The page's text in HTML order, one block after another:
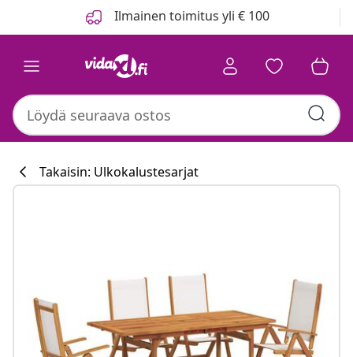
Ilmainen toimitus yli € 100
#sharemevidaxl
Takaisin: Ulkokalustesarjat